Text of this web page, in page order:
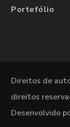
Portefólio
Direitos de
direitos
Desenvolvido